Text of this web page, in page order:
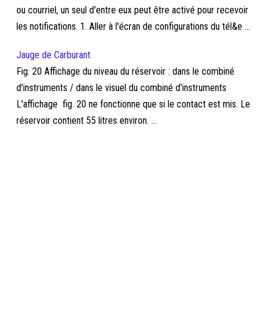
ou courriel, un seul d'entre eux peut être activé pour recevoir
les notifications. 1. Aller à l'écran de configurations du tél&e ...
Jauge de Carburant
Fig. 20 Affichage du niveau du réservoir : dans le combiné
d'instruments / dans le visuel du combiné d'instruments
L'affichage fig. 20 ne fonctionne que si le contact est mis. Le
réservoir contient 55 litres environ. ...